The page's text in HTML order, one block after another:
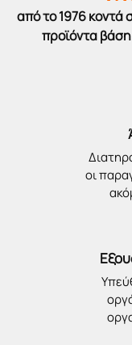
από το 1976 κοντά
προϊόντα
οι